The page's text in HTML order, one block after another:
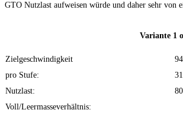
GTO Nutzlast aufweisen würde und daher sehr von
Variante 1
Zielgeschwindigkeit
pro Stufe:
Nutzlast:
Voll/Leermasseverhältnis: